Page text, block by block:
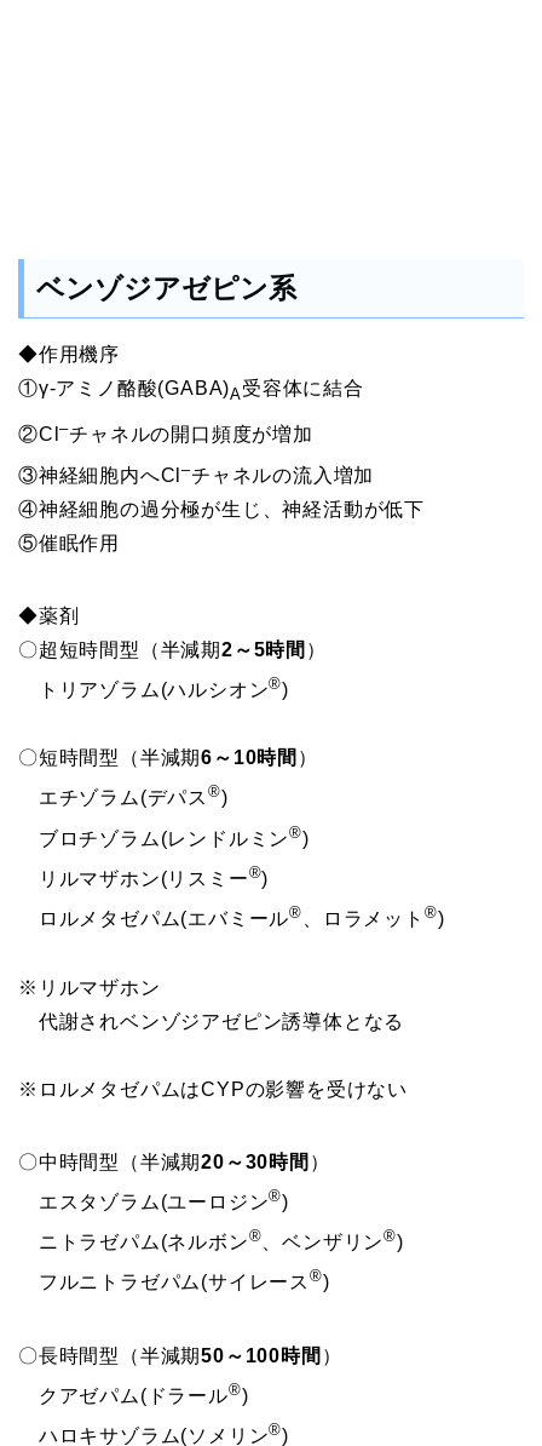
ベンゾジアゼピン系
◆作用機序
①γ-アミノ酪酸(GABA)A受容体に結合
②Cl–チャネルの開口頻度が増加
③神経細胞内へCl–チャネルの流入増加
④神経細胞の過分極が生じ、神経活動が低下
⑤催眠作用
◆薬剤
〇超短時間型（半減期2～5時間 ）
トリアゾラム(ハルシオン®)
〇短時間型（半減期6～10時間 ）
エチゾラム(デパス ®)
ブロチゾラム(レンドルミン®)
リルマザホン(リスミー®)
ロルメタゼパム(エバミール® 、ロラメット ®)
※リルマザホン
代謝されベンゾジアゼピン誘導体となる
※ロルメタゼパムはCYPの影響を受けない
〇中時間型（半減期20～30時間 ）
エスタゾラム(ユーロジン®)
ニトラゼパム(ネルボン® 、ベンザリン®)
フルニトラゼパム(サイレース ®)
〇長時間型（半減期50～100時間 ）
クアゼパム(ドラール®)
ハロキサゾラム(ソメリン®)